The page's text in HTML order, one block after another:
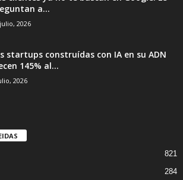
a...
2026
startups construídas con IA en su ADN
145% al...
2026
821
284